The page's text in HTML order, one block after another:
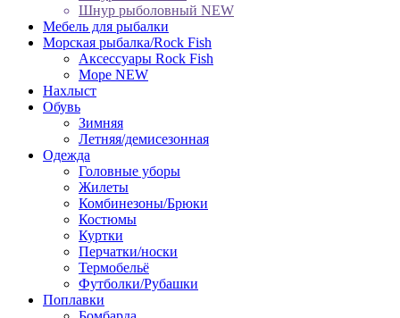
Шнур рыболовный NEW
Мебель для рыбалки
Морская рыбалка/Rock Fish
Аксессуары Rock Fish
Море NEW
Нахлыст
Обувь
Зимняя
Летняя/демисезонная
Одежда
Головные уборы
Жилеты
Комбинезоны/Брюки
Костюмы
Куртки
Перчатки/носки
Термобельё
Футболки/Рубашки
Поплавки